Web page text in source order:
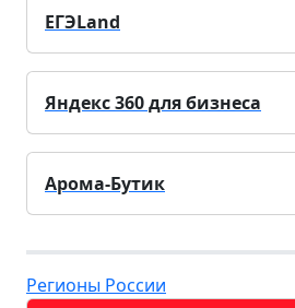
ЕГЭLand
Яндекс 360 для бизнеса
Арома-Бутик
Регионы России